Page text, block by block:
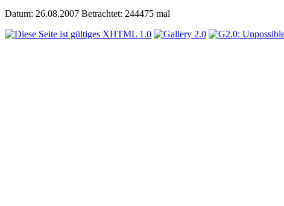
Datum: 26.08.2007 Betrachtet: 244475 mal